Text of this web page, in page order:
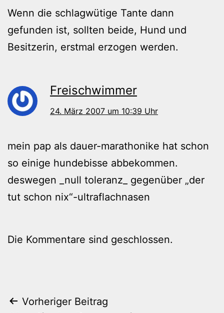
Wenn die schlagwütige Tante dann
gefunden ist, sollten beide, Hund und
Besitzerin, erstmal erzogen werden.
Freischwimmer
24. März 2007 um 10:39 Uhr
mein pap als dauer-marathonike hat schon
so einige hundebisse abbekommen.
deswegen _null toleranz_ gegenüber „der
tut schon nix“-ultraflachnasen
Die Kommentare sind geschlossen.
Beitragsnavigation
Vorheriger Beitrag